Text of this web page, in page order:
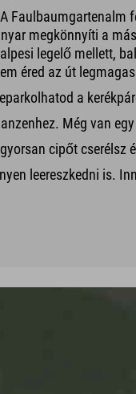
megkönnyíti a
legelő mellett,
éred az út
a
Még van
cipőt cserélsz
leereszkedni is.